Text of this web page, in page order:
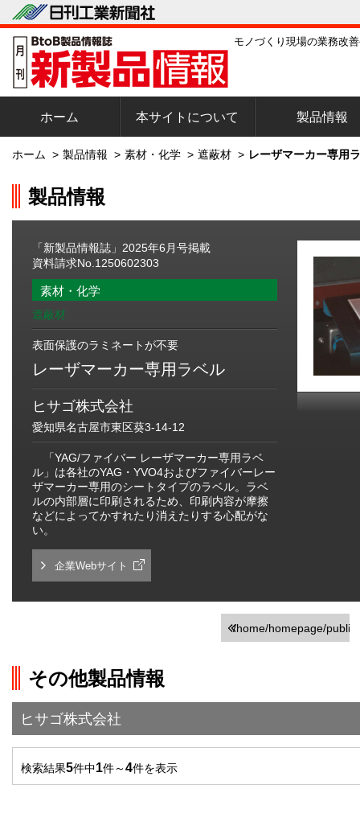
モノづくり現場の業務改
ホーム 本サイトについて 製品情報
ホーム > 製品情報 > 素材・化学 > 遮蔽材 > レーザマーカー専用
製品情報
「新製品情報誌」2025年6月号掲載
資料請求No.1250602303
素材・化学
遮蔽材
表面保護のラミネートが不要
レーザマーカー専用ラベル
ヒサゴ株式会社
愛知県名古屋市東区葵3-14-12
「YAG/ファイバー レーザマーカー専用ラベ
ル」は各社のYAG・YVO4およびファイバーレー
ザマーカー専用のシートタイプのラベル。ラベ
ルの内部層に印刷されるため、印刷内容が摩擦
などによってかすれたり消えたりする心配がな
い。
企業Webサイト
/home/homepage/
その他製品情報
ヒサゴ株式会社
検索結果5件中1件～4件を表示